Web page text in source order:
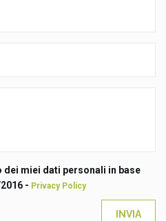
miei dati personali in base
- Privacy Policy
INVIA